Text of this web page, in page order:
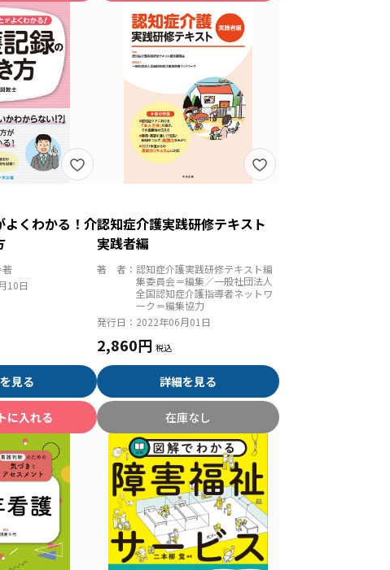
よくわかる！介
著
10日
見る
に入れる
認知症介護実践研修テキスト
実践者編
著 者： 認知症介護実践研修テキスト編
集委員会＝編集／一般社団法人
全国認知症介護指導者ネットワ
ーク＝編集協力
発行日： 2022年06月01日
2,860円
詳細を見る
在庫なし